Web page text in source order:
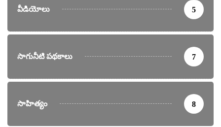
వీడియోలు 5
సాగునీటి పథకాలు 7
సాహిత్యం 8